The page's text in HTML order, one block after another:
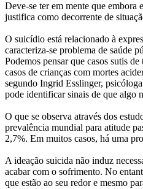
Deve-se ter em mente que embora
justifica como decorrente de
O suicídio está relacionado à
caracteriza-se problema de saúde
Podemos pensar que casos sutis
casos de crianças com mortes
segundo Ingrid Esslinger,
pode identificar sinais de que algo
O que se observa através dos
prevalência mundial para atitude
2,7%. Em muitos casos, há uma
A ideação suicida não induz
acabar com o sofrimento. No
que estão ao seu redor e mesmo